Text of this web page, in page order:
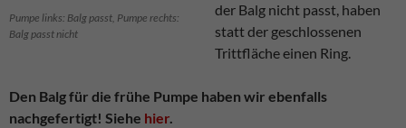
Pumpe links: Balg passt, Pumpe rechts:
Balg passt nicht
der Balg nicht passt, haben
statt der geschlossenen
Trittfläche einen Ring.
Den Balg für die frühe Pumpe haben wir ebenfalls
nachgefertigt! Siehe hier.